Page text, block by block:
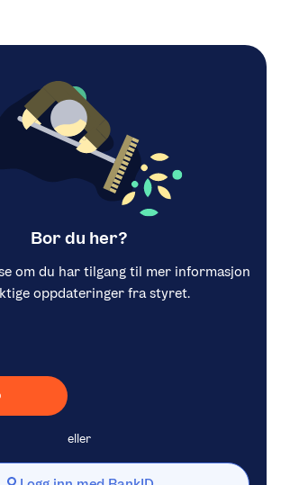
Bor du her?
om du har tilgang til mer informasjon
oppdateringer fra styret.
…
eller